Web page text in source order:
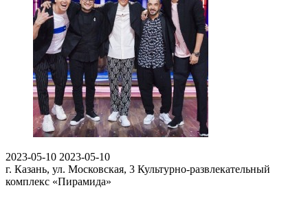
2023-05-10 2023-05-10
г. Казань, ул. Московская, 3 Культурно-развлекательный
комплекс «Пирамида»